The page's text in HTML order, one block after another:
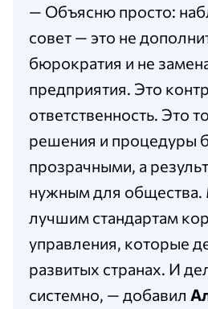
— Объясню просто:
совет — это не
бюрократия и не
предприятия. Это
ответственность. Это
решения и процедуры
прозрачными, а
нужным для
лучшим стандартам
управления, которые
развитых странах. И
системно, — добавил